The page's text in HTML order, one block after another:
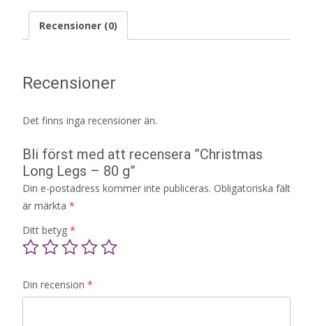
Recensioner (0)
Recensioner
Det finns inga recensioner än.
Bli först med att recensera ”Christmas
Long Legs – 80 g”
Din e-postadress kommer inte publiceras. Obligatoriska fält
är märkta *
Ditt betyg *
Din recension *